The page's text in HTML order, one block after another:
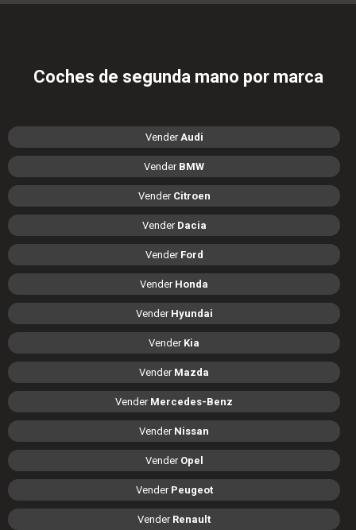
Coches de segunda mano por marca
VenderAudi
Vender BMW
Vender Citroen
Vender Dacia
Vender Ford
Vender Honda
Vender Hyundai
Vender Kia
Vender Mazda
Vender Mercedes-Benz
Vender Nissan
Vender Opel
Vender Peugeot
Vender Renault